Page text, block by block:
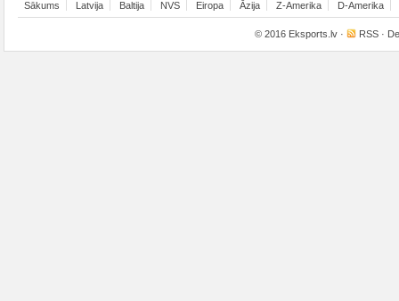
Sākums Latvija Baltija NVS Eiropa Āzija Z-Amerika D-Amerika
© 2016 Eksports.lv · RSS ·